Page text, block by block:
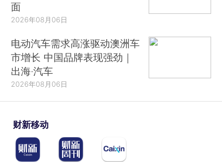
面
2026年08月06日
电动汽车需求高涨驱动澳洲车
市增长 中国品牌表现强劲｜
出海·汽车
2026年08月06日
财新移动